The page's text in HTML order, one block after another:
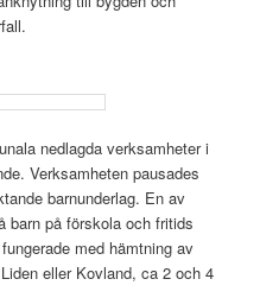
nedlagda verksamheter i
Verksamheten pausades
barnunderlag. En av
barn på förskola och fritids
med hämtning av
eller Kovland, ca 2 och 4